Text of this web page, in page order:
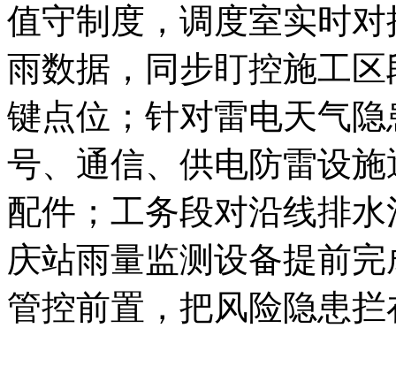
值守制度，调度室实时
雨数据，同步盯控施工
键点位；针对雷电天气
号、通信、供电防雷设
配件；工务段对沿线排
庆站雨量监测设备提前
管控前置，把风险隐患